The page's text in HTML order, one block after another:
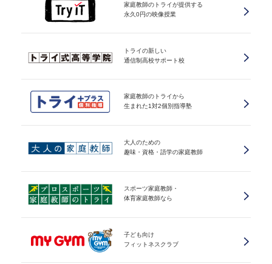
家庭教師のトライが提供する
永久0円の映像授業
トライの新しい
通信制高校サポート校
家庭教師のトライから
生まれた1対2個別指導塾
大人のための
趣味・資格・語学の家庭教師
スポーツ家庭教師・
体育家庭教師なら
子ども向け
フィットネスクラブ